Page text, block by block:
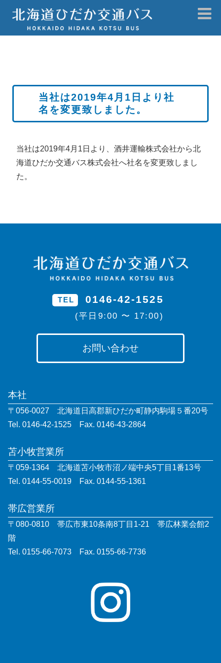
当社は2019年4月1日より社
名を変更致しました。
当社は2019年4月1日より、酒井運輸株式会社から北
海道ひだか交通バス株式会社へ社名を変更致しまし
た。
TEL 0146-42-1525
(平日9:00 〜 17:00)
お問い合わせ
本社
〒056-0027 北海道日高郡新ひだか町静内駒場５番20号
Tel. 0146-42-1525 Fax. 0146-43-2864
苫小牧営業所
〒059-1364 北海道苫小牧市沼ノ端中央5丁目1番13号
Tel. 0144-55-0019 Fax. 0144-55-1361
帯広営業所
〒080-0810 帯広市東10条南8丁目1-21 帯広林業会館2
階
Tel. 0155-66-7073 Fax. 0155-66-7736